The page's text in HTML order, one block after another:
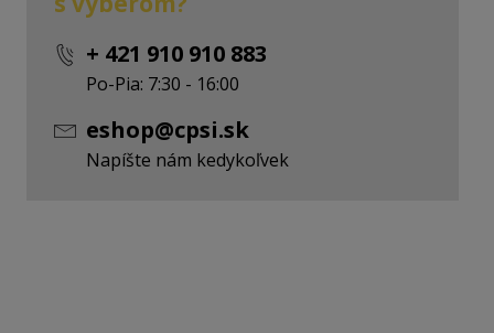
+ 421 910 910 883
Po-Pia: 7:30 - 16:00
eshop@cpsi.sk
Napíšte nám kedykoľvek